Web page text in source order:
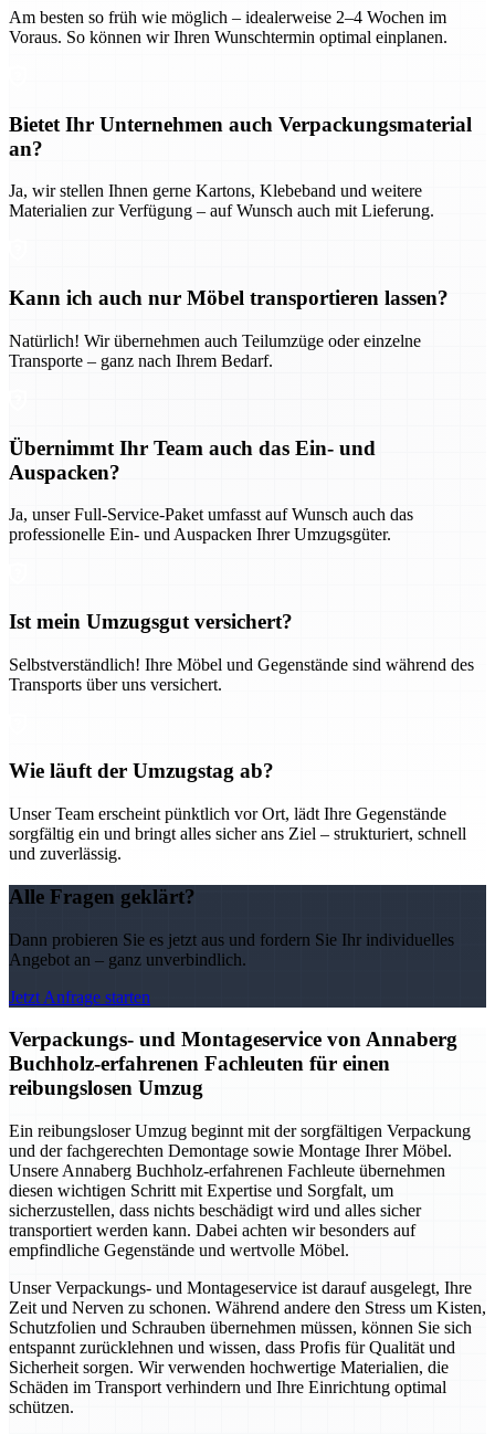
Am besten so früh wie möglich – idealerweise 2–4 Wochen im
Voraus. So können wir Ihren Wunschtermin optimal einplanen.
Bietet Ihr Unternehmen auch Verpackungsmaterial
an?
Ja, wir stellen Ihnen gerne Kartons, Klebeband und weitere
Materialien zur Verfügung – auf Wunsch auch mit Lieferung.
Kann ich auch nur Möbel transportieren lassen?
Natürlich! Wir übernehmen auch Teilumzüge oder einzelne
Transporte – ganz nach Ihrem Bedarf.
Übernimmt Ihr Team auch das Ein- und
Auspacken?
Ja, unser Full-Service-Paket umfasst auf Wunsch auch das
professionelle Ein- und Auspacken Ihrer Umzugsgüter.
Ist mein Umzugsgut versichert?
Selbstverständlich! Ihre Möbel und Gegenstände sind während des
Transports über uns versichert.
Wie läuft der Umzugstag ab?
Unser Team erscheint pünktlich vor Ort, lädt Ihre Gegenstände
sorgfältig ein und bringt alles sicher ans Ziel – strukturiert, schnell
und zuverlässig.
Alle Fragen geklärt?
Dann probieren Sie es jetzt aus und fordern Sie Ihr individuelles
Angebot an – ganz unverbindlich.
Jetzt Anfrage starten
Verpackungs- und Montageservice von Annaberg
Buchholz-erfahrenen Fachleuten für einen
reibungslosen Umzug
Ein reibungsloser Umzug beginnt mit der sorgfältigen Verpackung
und der fachgerechten Demontage sowie Montage Ihrer Möbel.
Unsere Annaberg Buchholz-erfahrenen Fachleute übernehmen
diesen wichtigen Schritt mit Expertise und Sorgfalt, um
sicherzustellen, dass nichts beschädigt wird und alles sicher
transportiert werden kann. Dabei achten wir besonders auf
empfindliche Gegenstände und wertvolle Möbel.
Unser Verpackungs- und Montageservice ist darauf ausgelegt, Ihre
Zeit und Nerven zu schonen. Während andere den Stress um Kisten,
Schutzfolien und Schrauben übernehmen müssen, können Sie sich
entspannt zurücklehnen und wissen, dass Profis für Qualität und
Sicherheit sorgen. Wir verwenden hochwertige Materialien, die
Schäden im Transport verhindern und Ihre Einrichtung optimal
schützen.